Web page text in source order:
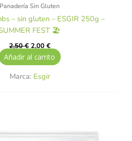
Panadería Sin Gluten
– sin gluten – ESGIR 250g –
FEST 🏖️
2,50€ 2,00 €
Añadir al carrito
Marca: Esgir